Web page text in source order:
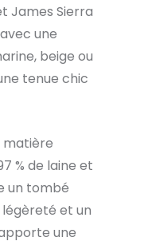
James Sierra
une
beige ou
tenue chic
matière
% de laine et
un tombé
et un
une